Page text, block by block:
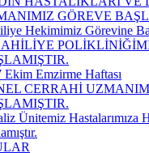
GÖREVE
Hekimimiz Görevine
Ekim Emzirme Haftası
CERRAHİ
Ünitemiz Hastalarımıza